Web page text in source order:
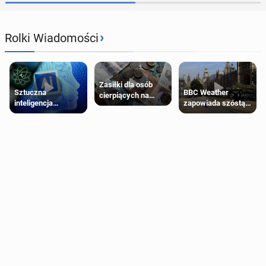
Rolki Wiadomości›
Sztuczna
inteligencja
próbowała oszukać
Zasiłki dla osób
cierpiących na
schorzenia
BBC Weather
zapowiada szóstą
falę upałów w